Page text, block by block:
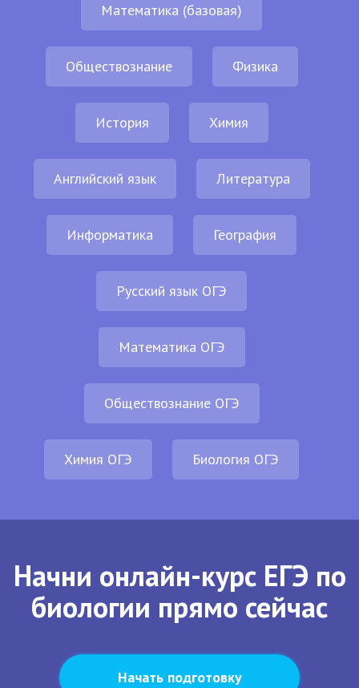
Математика (базовая)
Обществознание Физика
История Химия
Английский язык Литература
Информатика География
Русский язык ОГЭ
Математика ОГЭ
Обществознание ОГЭ
Химия ОГЭ Биология ОГЭ
Начни онлайн-курс ЕГЭ по
биологии прямо сейчас
Начать подготовку